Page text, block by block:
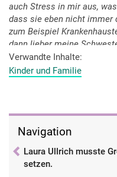
auch Stress in mir aus,
dass sie eben nicht immer
zum Beispiel
dann lieber meine
wahnsinnig enge
Verwandte Inhalte
Kinder und Familie
Navigation
Laura Ullrich musste
setzen.